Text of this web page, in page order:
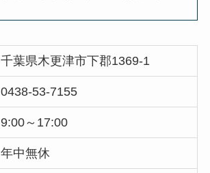
千葉県木更津市下郡1369-1
0438-53-7155
9:00～17:00
年中無休